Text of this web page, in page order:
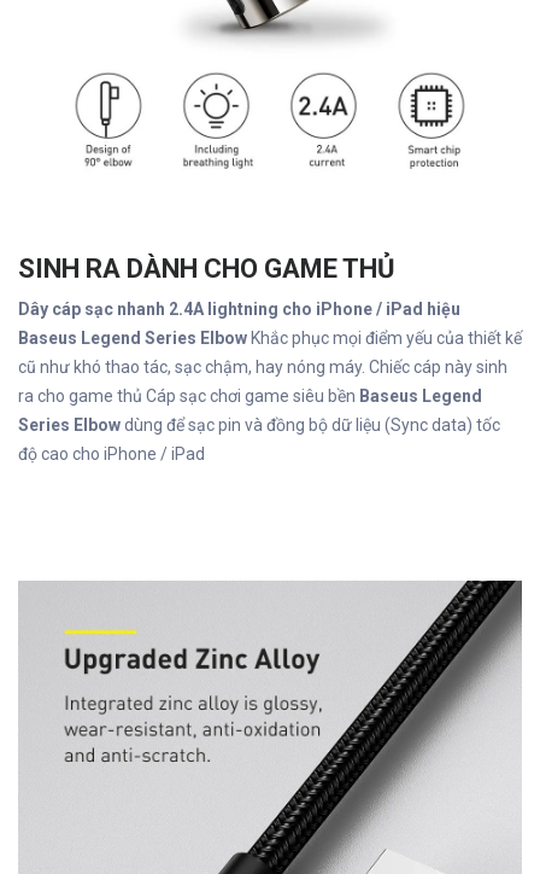
SINH RA DÀNH CHO GAME THỦ
Dây cáp sạc nhanh 2.4A lightning cho iPhone / iPad hiệu
Baseus Legend Series Elbow Khắc phục mọi điểm yếu của thiết kế
cũ như khó thao tác, sạc chậm, hay nóng máy. Chiếc cáp này sinh
ra cho game thủ Cáp sạc chơi game siêu bền Baseus Legend
Series Elbowdùng để sạc pin và đồng bộ dữ liệu (Sync data) tốc
độ cao cho iPhone / iPad